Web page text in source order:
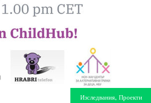
Изследвания, Проекти